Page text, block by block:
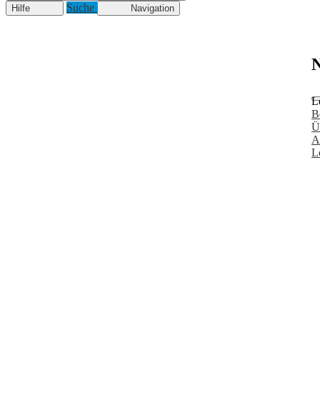
Hilfe
Suche Navigation